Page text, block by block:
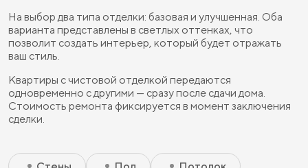
На выбор два типа отделки: базовая и улучшенная. Оба
варианта представлены в светлых оттенках, что
позволит создать интерьер, который будет отражать
ваш стиль.
Квартиры с чистовой отделкой передаются
одновременно с другими — сразу после сдачи дома.
Стоимость ремонта фиксируется в момент заключения
сделки.
Скрытый элемент 2 - Чистовая базовая
Скрытый элемент 1 - Чистовая базовая